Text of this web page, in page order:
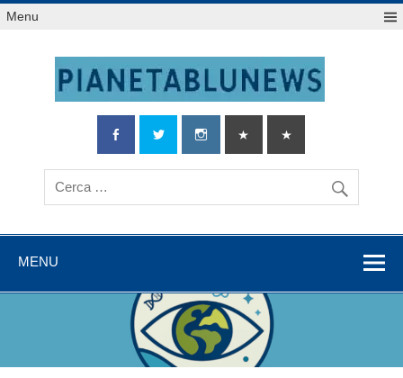
Salta
alMenu
MENU